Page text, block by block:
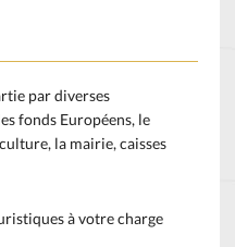
par diverses
fonds Européens, le
la mairie, caisses
à votre charge